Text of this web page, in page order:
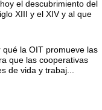
el descubrimiento del
XIII y el XIV y al que
qué la OIT promueve las
que las cooperativas
de vida y trabaj...